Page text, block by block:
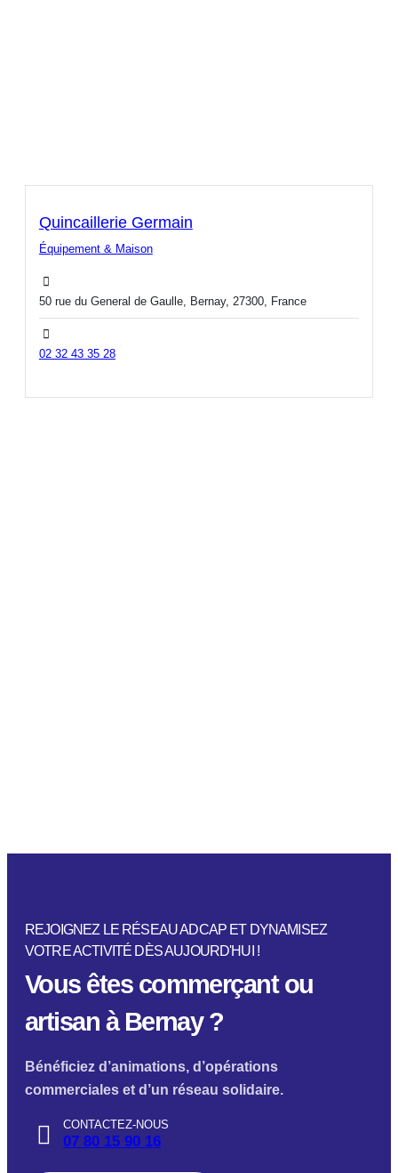
Quincaillerie Germain
Équipement & Maison
50 rue du General de Gaulle, Bernay, 27300, France
02 32 43 35 28
REJOIGNEZ LE RÉSEAU ADCAP ET DYNAMISEZ
VOTRE ACTIVITÉ DÈS AUJOURD'HUI !
Vous êtes commerçant ou
artisan à Bernay ?
Bénéficiez d’animations, d’opérations
commerciales et d’un réseau solidaire.
CONTACTEZ-NOUS
07 80 15 90 16